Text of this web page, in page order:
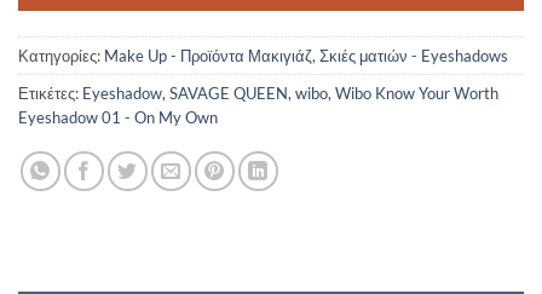
Κατηγορίες: Make Up - Προϊόντα Μακιγιάζ, Σκιές ματιών - Eyeshadows
Ετικέτες: Eyeshadow, SAVAGE QUEEN, wibo, Wibo Know Your Worth
Eyeshadow 01 - On My Own